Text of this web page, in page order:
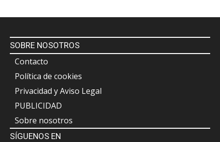
SOBRE NOSOTROS
Contacto
Política de cookies
Privacidad y Aviso Legal
PUBLICIDAD
Sobre nosotros
SÍGUENOS EN